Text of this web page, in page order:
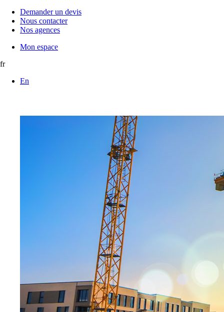
Demander un devis
Nous contacter
Nos agences
Mon espace
fr
En